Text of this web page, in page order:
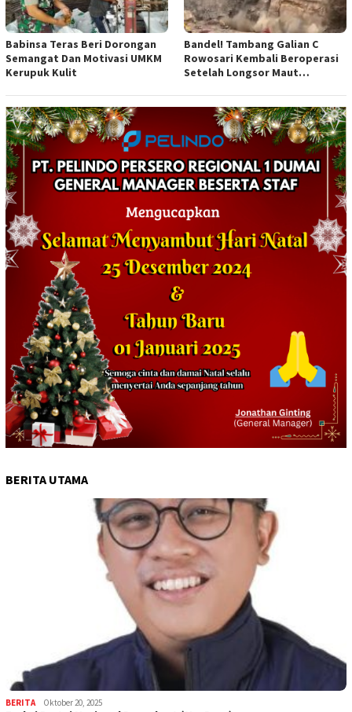
Babinsa Teras Beri Dorongan
Semangat Dan Motivasi UMKM
Kerupuk Kulit
Bandel! Tambang Galian C
Rowosari Kembali Beroperasi
Setelah Longsor Maut
BERITA UTAMA
BERITA Oktober 20, 2025